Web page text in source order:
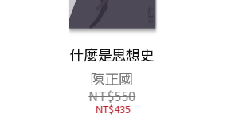
什麼是思想史
陳正國
NT$550
NT$435